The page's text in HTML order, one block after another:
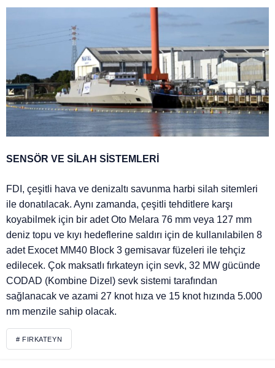
SENSÖR VE SİLAH SİSTEMLERİ
FDI, çeşitli hava ve denizaltı savunma harbi silah sitemleri
ile donatılacak. Aynı zamanda, çeşitli tehditlere karşı
koyabilmek için bir adet Oto Melara 76 mm veya 127 mm
deniz topu ve kıyı hedeflerine saldırı için de kullanılabilen 8
adet Exocet MM40 Block 3 gemisavar füzeleri ile tehçiz
edilecek. Çok maksatlı fırkateyn için sevk, 32 MW gücünde
CODAD (Kombine Dizel) sevk sistemi tarafından
sağlanacak ve azami 27 knot hıza ve 15 knot hızında 5.000
nm menzile sahip olacak.
# FIRKATEYN